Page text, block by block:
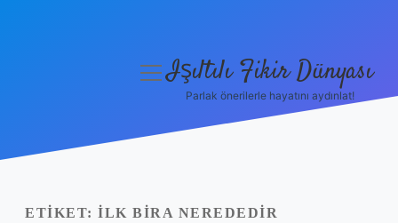
Yasal Uyarı
menüyüIşıltılı Fikir Dünyası
Parlak önerilerle hayatını aydınlat!
ETIKET: İLK BIRA NEREDEDIR